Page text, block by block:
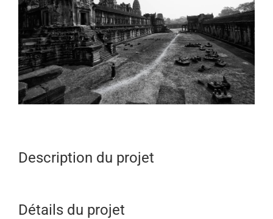
Description du projet
Détails du projet